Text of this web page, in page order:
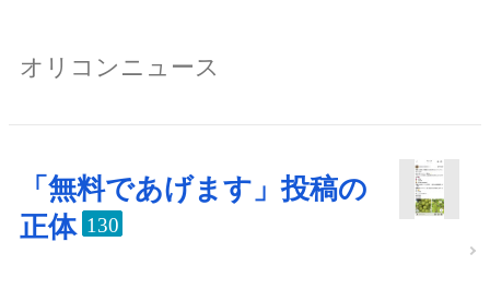
オリコンニュース
「無料であげます」投稿の
正体 130